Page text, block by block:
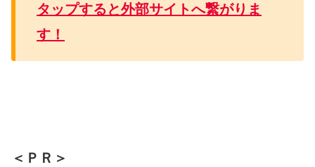
タップすると外部サイトへ繋がりま
す！
＜ＰＲ＞